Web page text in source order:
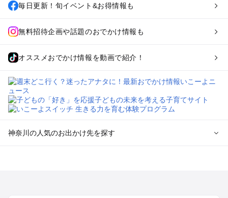
毎日更新！旬イベント&お得情報も
無料招待企画や話題のおでかけ情報も
オススメおでかけ情報を動画で紹介！
神奈川の人気のお出かけ先を探す